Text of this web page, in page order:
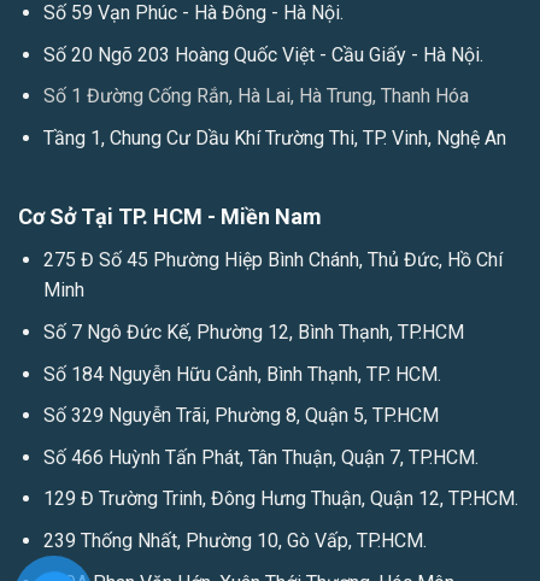
Số 59 Vạn Phúc - Hà Đông - Hà Nội.
Số 20 Ngõ 203 Hoàng Quốc Việt - Cầu Giấy - Hà Nội.
Số 1 Đường Cống Rắn, Hà Lai, Hà Trung, Thanh Hóa
Tầng 1, Chung Cư Dầu Khí Trường Thi, TP. Vinh, Nghệ An
Cơ Sở Tại TP. HCM - Miền Nam
275 Đ Số 45 Phường Hiệp Bình Chánh, Thủ Đức, Hồ Chí
Minh
Số 7 Ngô Đức Kế, Phường 12, Bình Thạnh, TP.HCM
Số 184 Nguyễn Hữu Cảnh, Bình Thạnh, TP. HCM.
Số 329 Nguyễn Trãi, Phường 8, Quận 5, TP.HCM
Số 466 Huỳnh Tấn Phát, Tân Thuận, Quận 7, TP.HCM.
129 Đ Trường Trinh, Đông Hưng Thuận, Quận 12, TP.HCM.
239 Thống Nhất, Phường 10, Gò Vấp, TP.HCM.